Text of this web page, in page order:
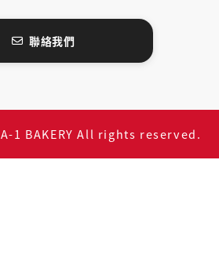
聯絡我們
1 BAKERY All rights reserved.